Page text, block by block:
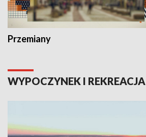
Przemiany
WYPOCZYNEK I REKREACJA